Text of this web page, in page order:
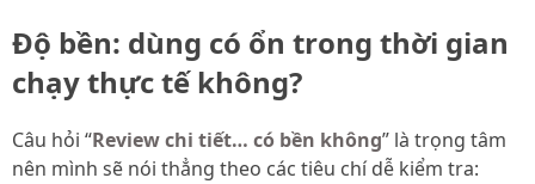
Độ bền: dùng có ổn trong thời gian
chạy thực tế không?
Câu hỏi “Review chi tiết… có bền không” là trọng tâm
nên mình sẽ nói thẳng theo các tiêu chí dễ kiểm tra: